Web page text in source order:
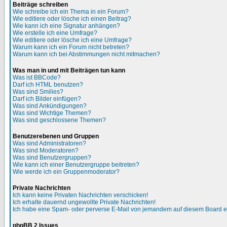
Beiträge schreiben
Wie schreibe ich ein Thema in ein Forum?
Wie editiere oder lösche ich einen Beitrag?
Wie kann ich eine Signatur anhängen?
Wie erstelle ich eine Umfrage?
Wie editiere oder lösche ich eine Umfrage?
Warum kann ich ein Forum nicht betreten?
Warum kann ich bei Abstimmungen nicht mitmachen?
Was man in und mit Beiträgen tun kann
Was ist BBCode?
Darf ich HTML benutzen?
Was sind Smilies?
Darf ich Bilder einfügen?
Was sind Ankündigungen?
Was sind Wichtige Themen?
Was sind geschlossene Themen?
Benutzerebenen und Gruppen
Was sind Administratoren?
Was sind Moderatoren?
Was sind Benutzergruppen?
Wie kann ich einer Benutzergruppe beitreten?
Wie werde ich ein Gruppenmoderator?
Private Nachrichten
Ich kann keine Privaten Nachrichten verschicken!
Ich erhalte dauernd ungewollte Private Nachrichten!
Ich habe eine Spam- oder perverse E-Mail von jemandem auf diesem Board
phpBB 2 Issues